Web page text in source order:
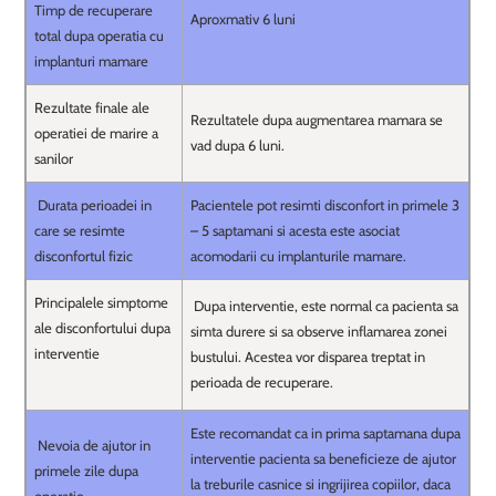
Timp de recuperare
total dupa operatia cu
implanturi mamare
Aproxmativ 6 luni
Rezultate finale ale
operatiei de marire a
sanilor
Rezultatele dupa augmentarea mamara se
vad dupa 6 luni.
Durata perioadei in
care se resimte
disconfortul fizic
Pacientele pot resimti disconfort in primele 3
– 5 saptamani si acesta este asociat
acomodarii cu implanturile mamare.
Principalele simptome
ale disconfortului dupa
interventie
Dupa interventie, este normal ca pacienta sa
simta durere si sa observe inflamarea zonei
bustului. Acestea vor disparea treptat in
perioada de recuperare.
Nevoia de ajutor in
primele zile dupa
Este recomandat ca in prima saptamana dupa
interventie pacienta sa beneficieze de ajutor
la treburile casnice si ingrijirea copiilor, daca